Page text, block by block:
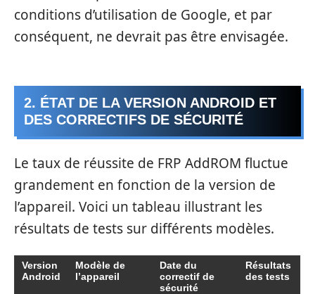
conditions d’utilisation de Google, et par
conséquent, ne devrait pas être envisagée.
2. ÉTAT DE LA VERSION ANDROID ET
DES CORRECTIFS DE SÉCURITÉ
Le taux de réussite de FRP AddROM fluctue
grandement en fonction de la version de
l’appareil. Voici un tableau illustrant les
résultats de tests sur différents modèles.
Version
Android
Modèle de
l’appareil
Date du
correctif de
sécurité
Résultats
des tests